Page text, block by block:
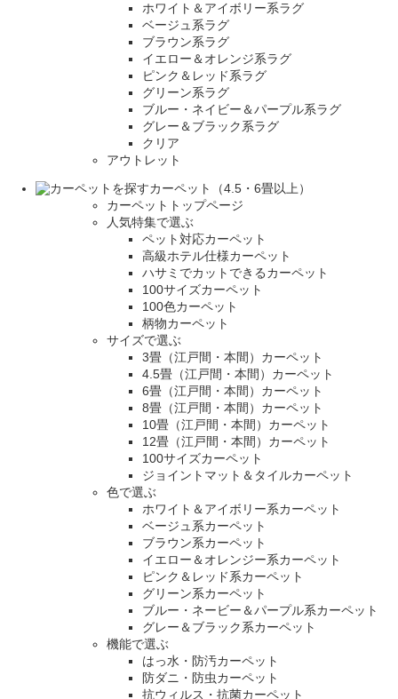
ホワイト＆アイボリー系ラグ
ベージュ系ラグ
ブラウン系ラグ
イエロー＆オレンジ系ラグ
ピンク＆レッド系ラグ
グリーン系ラグ
ブルー・ネイビー＆パープル系ラグ
グレー＆ブラック系ラグ
クリア
アウトレット
カーペット（4.5・6畳以上）
カーペットトップページ
人気特集で選ぶ
ペット対応カーペット
高級ホテル仕様カーペット
ハサミでカットできるカーペット
100サイズカーペット
100色カーペット
柄物カーペット
サイズで選ぶ
3畳（江戸間・本間）カーペット
4.5畳（江戸間・本間）カーペット
6畳（江戸間・本間）カーペット
8畳（江戸間・本間）カーペット
10畳（江戸間・本間）カーペット
12畳（江戸間・本間）カーペット
100サイズカーペット
ジョイントマット＆タイルカーペット
色で選ぶ
ホワイト＆アイボリー系カーペット
ベージュ系カーペット
ブラウン系カーペット
イエロー＆オレンジー系カーペット
ピンク＆レッド系カーペット
グリーン系カーペット
ブルー・ネービー＆パープル系カーペット
グレー＆ブラック系カーペット
機能で選ぶ
はっ水・防汚カーペット
防ダニ・防虫カーペット
抗ウィルス・抗菌カーペット